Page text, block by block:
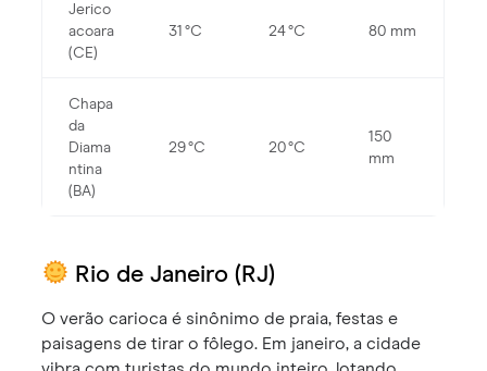
Jerico
acoara
(CE)
31 °C 24 °C 80 mm
Chapa
da
Diama
ntina
(BA)
29 °C 20 °C
150
mm
Rio de Janeiro (RJ)
O verão carioca é sinônimo de praia, festas e
paisagens de tirar o fôlego. Em janeiro, a cidade